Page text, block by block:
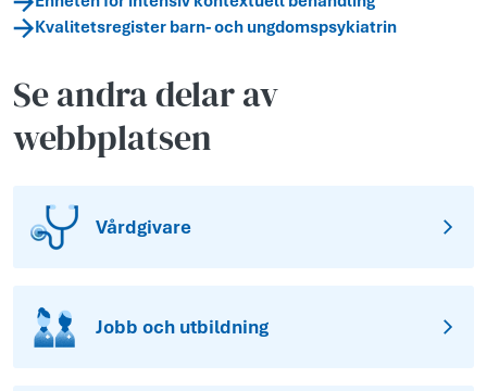
Kvalitetsregister barn- och ungdomspsykiatrin
Se andra delar av
webbplatsen
Vårdgivare
Jobb och utbildning